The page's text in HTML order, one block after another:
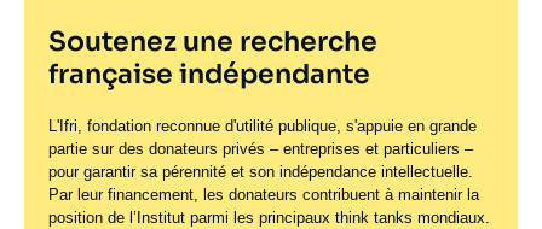
Soutenez une recherche
française indépendante
L'Ifri, fondation reconnue d'utilité publique, s'appuie en grande
partie sur des donateurs privés – entreprises et particuliers –
pour garantir sa pérennité et son indépendance intellectuelle.
Par leur financement, les donateurs contribuent à maintenir la
position de l’Institut parmi les principaux think tanks mondiaux.